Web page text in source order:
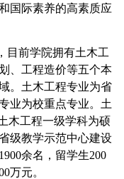
国际素养的高素质应
目前学院拥有土木工
、工程造价等五个本
。土木工程专业为省
业为校重点专业。土
木工程一级学科为硕
级教学示范中心建设
余名，留学生200
万元。